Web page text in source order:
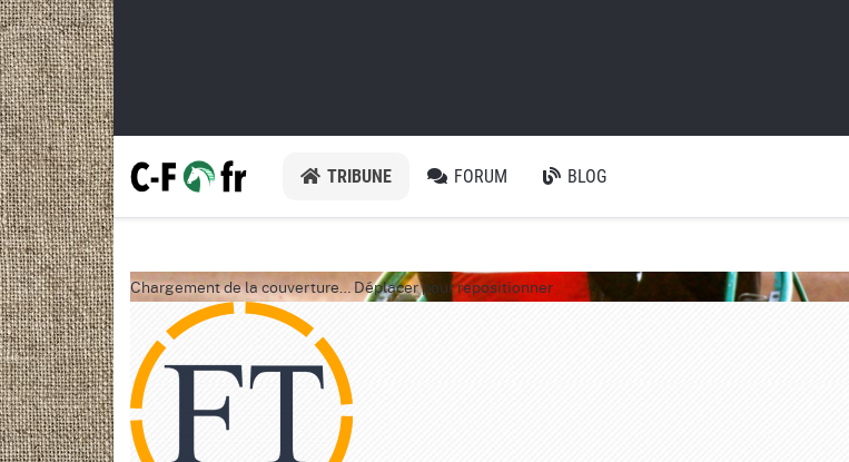
TRIBUNE FORUM BLOG
Chargement de la couverture…Déplacer pour repositionner